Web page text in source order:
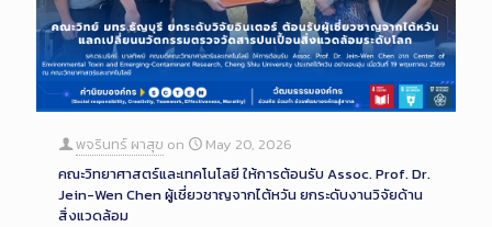
พจรินทร์ ผาสุข on
May 20, 2026
คณะวิทยาศาสตร์และเทคโนโลยี ให้การต้อนรับ Assoc. Prof. Dr.
Jein-Wen Chen ผู้เชี่ยวชาญจากไต้หวัน ยกระดับงานวิจัยด้าน
สิ่งแวดล้อม